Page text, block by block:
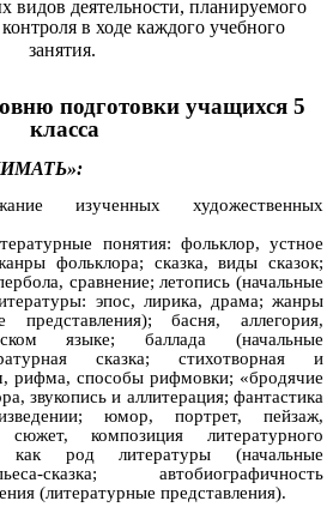
видов деятельности, планируемого
в ходе каждого учебного
занятия.
подготовки учащихся 5
класса
изученных художественных
понятия: фольклор, устное
фольклора; сказка, виды сказок;
сравнение; летопись (начальные
эпос, лирика, драма; жанры
представления); басня, аллегория,
языке; баллада (начальные
сказка; стихотворная и
рифма, способы рифмовки; «бродячие
звукопись и аллитерация; фантастика
юмор, портрет, пейзаж,
композиция литературного
как род литературы (начальные
сказка; автобиографичность
(литературные представления).